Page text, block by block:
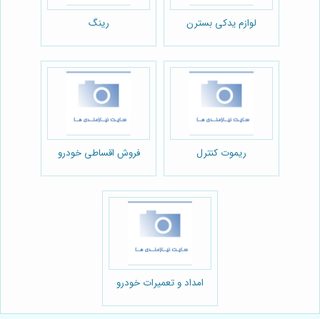
لوازم یدکی بسترن رینگ
ریموت کنترل فروش اقساطی خودرو
امداد و تعمیرات خودرو